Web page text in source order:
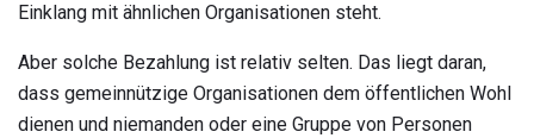
Einklang mit ähnlichen Organisationen steht.
Aber solche Bezahlung ist relativ selten. Das liegt daran,
dass gemeinnützige Organisationen dem öffentlichen Wohl
dienen und niemanden oder eine Gruppe von Personen